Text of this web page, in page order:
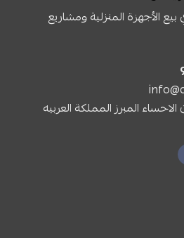
الأجهزة المنزلية ومشاريع
المبرز المملكة العربيه